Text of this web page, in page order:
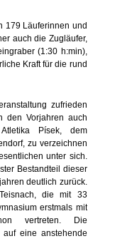
179 Läuferinnen und
auch die Zugläufer,
(1:30 h:min),
Kraft für die rund
zufrieden
den Vorjahren auch
Písek, dem
zu verzeichnen
unter sich.
Bestandteil dieser
deutlich zurück.
die mit 33
erstmals mit
vertreten. Die
auf eine anstehende